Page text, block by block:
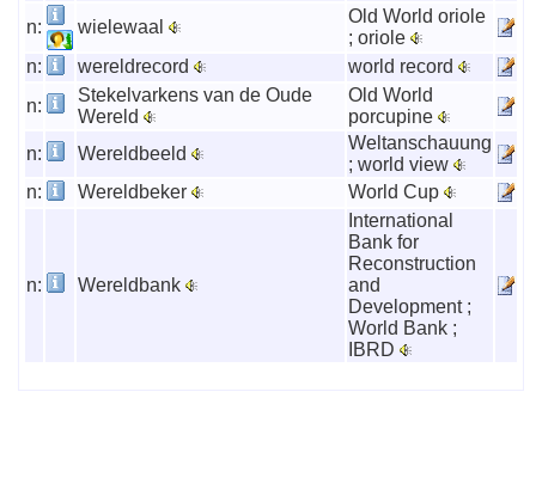
n:
wielewaal
Old World oriole
; oriole
n:
wereldrecord
world record
n:
Stekelvarkens van de Oude
Wereld
Old World
porcupine
n:
Wereldbeeld
Weltanschauung
; world view
n:
Wereldbeker World Cup
n: Wereldbank
International
Bank for
Reconstruction
and
Development ;
World Bank ;
IBRD